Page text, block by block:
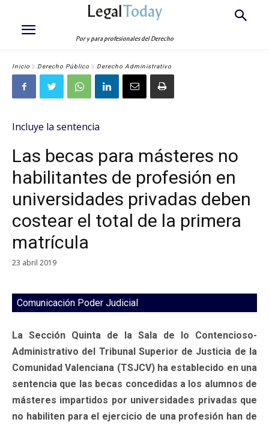
LegalToday
Por y para profesionales del Derecho
Inicio Derecho Público Derecho Administrativo
Incluye la sentencia
Las becas para másteres no
habilitantes de profesión en
universidades privadas deben
costear el total de la primera
matrícula
23 abril 2019
Comunicación Poder Judicial
La Sección Quinta de la Sala de lo Contencioso-
Administrativo del Tribunal Superior de Justicia de la
Comunidad Valenciana (TSJCV) ha establecido en una
sentencia que las becas concedidas a los alumnos de
másteres impartidos por universidades privadas que
no habiliten para el ejercicio de una profesión han de